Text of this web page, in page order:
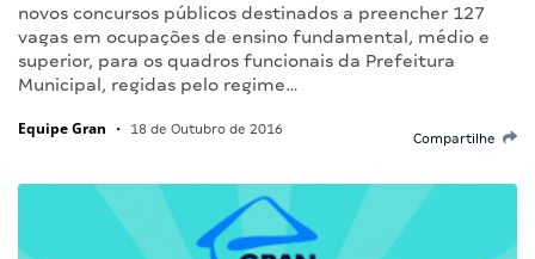
novos concursos públicos destinados a preencher 127
vagas em ocupações de ensino fundamental, médio e
superior, para os quadros funcionais da Prefeitura
Municipal, regidas pelo regime…
Equipe Gran • 18 de Outubro de 2016
Compartilhe